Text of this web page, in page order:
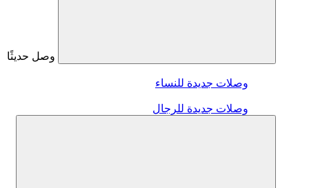
وصل حديثًا
وصلات جديدة للنساء
وصلات جديدة للرجال